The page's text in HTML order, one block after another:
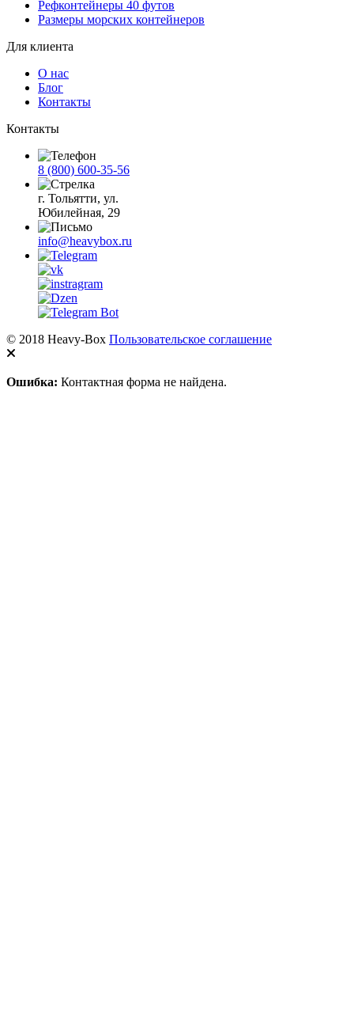
Рефконтейнеры 40 футов
Размеры морских контейнеров
Для клиента
О нас
Блог
Контакты
Контакты
8 (800) 600-35-56
г. Тольятти, ул.
Юбилейная, 29
info@heavybox.ru
© 2018 Heavy-Box Пользовательское соглашение
Ошибка: Контактная форма не найдена.